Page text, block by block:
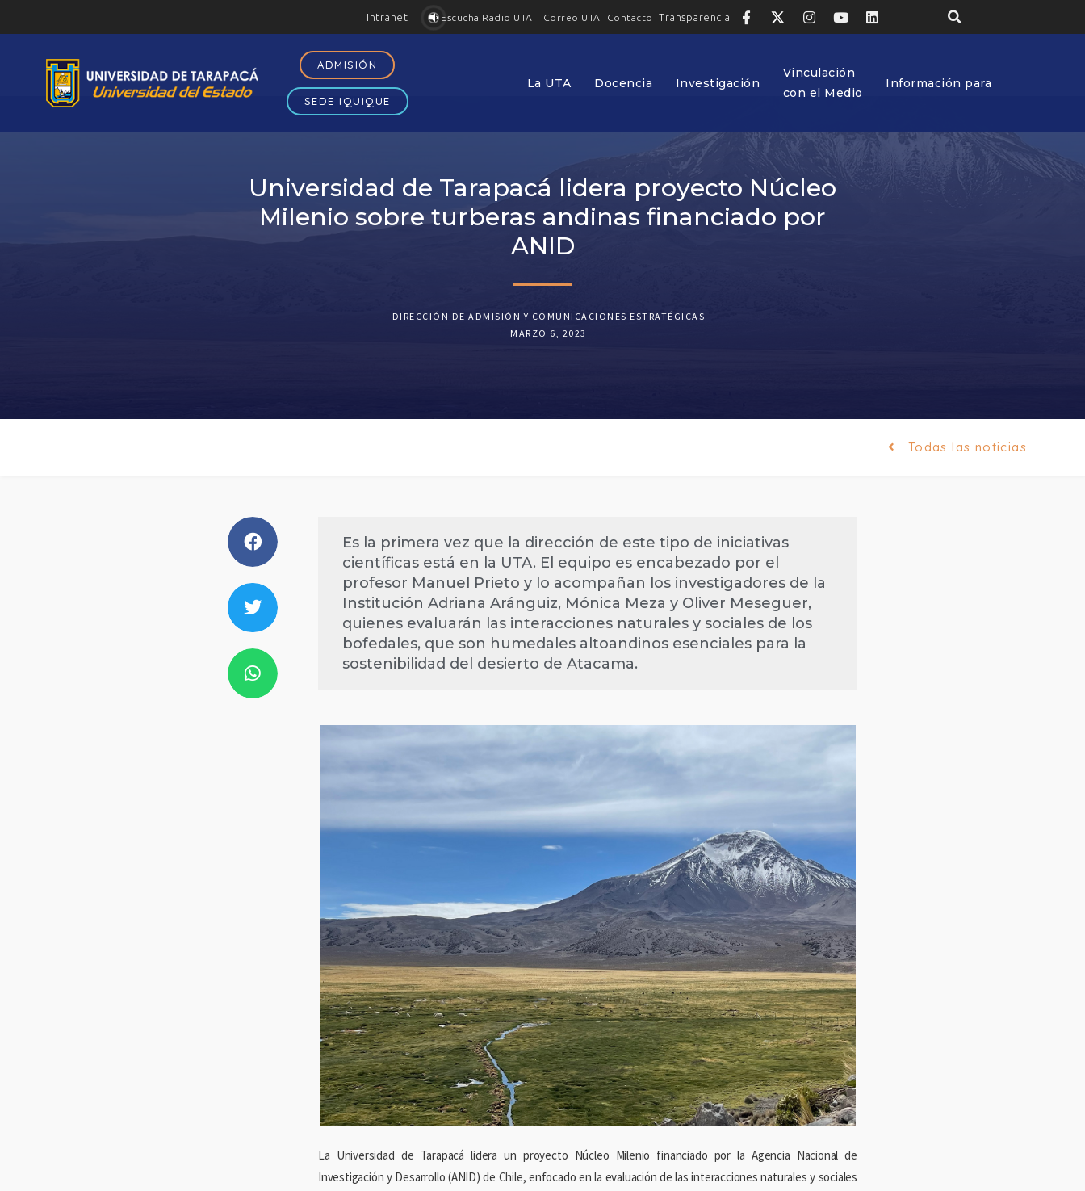
Intranet Escucha Radio UTA Correo UTA Contacto Transparencia
ADMISIÓN
SEDE IQUIQUE
La UTA Docencia Investigación
Vinculación
con el Medio
Información para
Universidad de Tarapacá lidera proyecto Núcleo
Milenio sobre turberas andinas financiado por
ANID
DIRECCIÓN DE ADMISIÓN Y COMUNICACIONES ESTRATÉGICAS
MARZO 6, 2023
Todas las noticias
Es la primera vez que la dirección de este tipo de iniciativas
científicas está en la UTA. El equipo es encabezado por el
profesor Manuel Prieto y lo acompañan los investigadores de la
Institución Adriana Aránguiz, Mónica Meza y Oliver Meseguer,
quienes evaluarán las interacciones naturales y sociales de los
bofedales, que son humedales altoandinos esenciales para la
sostenibilidad del desierto de Atacama.
La Universidad de Tarapacá lidera un proyecto Núcleo Milenio financiado por la Agencia Nacional de
Investigación y Desarrollo (ANID) de Chile, enfocado en la evaluación de las interacciones naturales y sociales